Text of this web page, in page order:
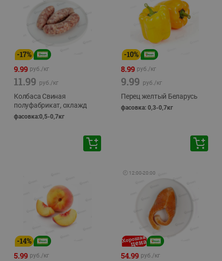
-17%
9.99 руб./кг
11.99 руб./кг
Колбаса Свиная
полуфабрикат, охлажд
фасовка:0,5-0,7кг
-10%
8.99 руб./кг
9.99 руб./кг
Перец желтый Беларусь
фасовка: 0,3-0,7кг
-14%
5.99 руб./кг
🕘 12:00-20:00
54.99 руб./кг